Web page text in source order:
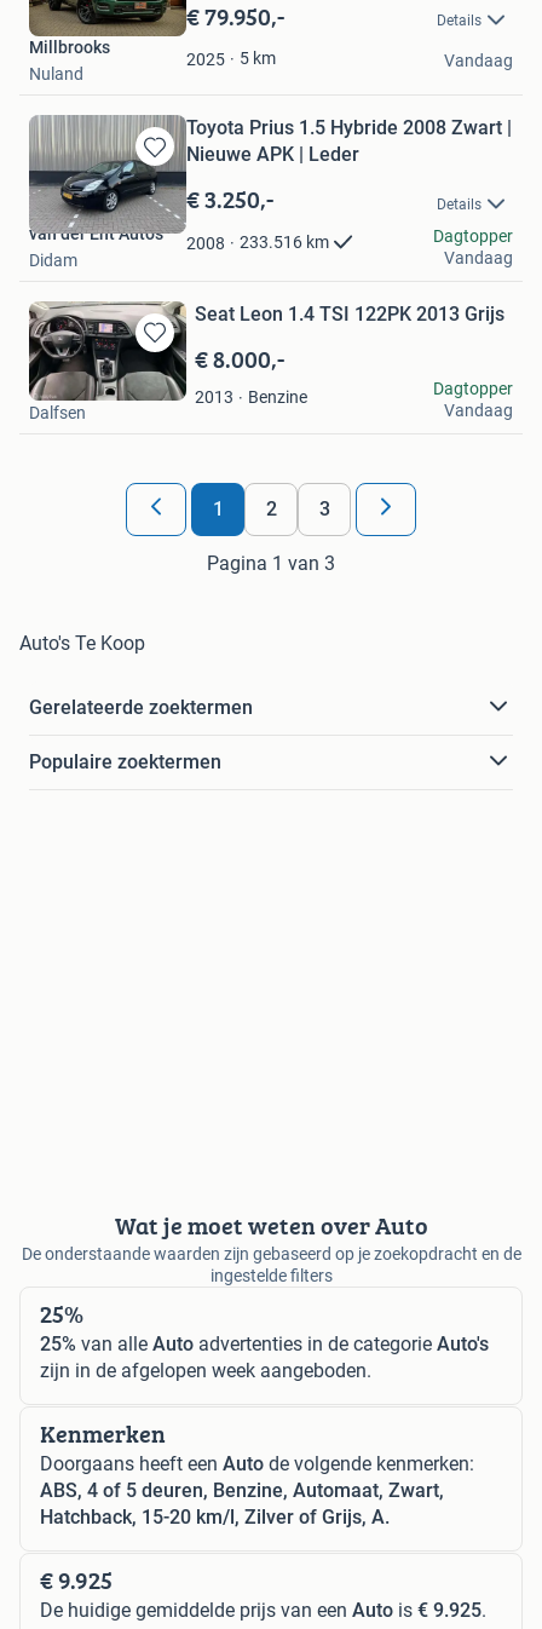
in
Mijn
Favorieten
€ 79.950,- Details
2025 5 km
Millbrooks
Nuland
Vandaag
Bewaren
in
Mijn
Favorieten
Toyota Prius 1.5 Hybride 2008 Zwart |
Nieuwe APK | Leder
€ 3.250,- Details
2008 233.516 km
van der Ent Auto’s
Didam
Dagtopper
Vandaag
Bewaren
in
Mijn
Seat Leon 1.4 TSI 122PK 2013 Grijs
€ 8.000,-
2013 Benzine
Muzammil Ahmad
Dalfsen
Dagtopper
Vandaag
1 2 3
Pagina 1 van 3
Auto's Te Koop
Gerelateerde zoektermen
Populaire zoektermen
Wat je moet weten over Auto
De onderstaande waarden zijn gebaseerd op je zoekopdracht en de
ingestelde filters
25%
25% van alle Auto advertenties in de categorie Auto's
zijn in de afgelopen week aangeboden.
Kenmerken
Doorgaans heeft een Auto de volgende kenmerken:
ABS, 4 of 5 deuren, Benzine, Automaat, Zwart,
Hatchback, 15-20 km/l, Zilver of Grijs, A.
€ 9.925
De huidige gemiddelde prijs van een Auto is € 9.925.